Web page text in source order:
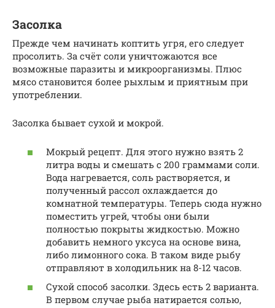
Засолка
Прежде чем начинать коптить угря, его следует
просолить. За счёт соли уничтожаются все
возможные паразиты и микроорганизмы. Плюс
мясо становится более рыхлым и приятным при
употреблении.
Засолка бывает сухой и мокрой.
Мокрый рецепт. Для этого нужно взять 2
литра воды и смешать с 200 граммами соли.
Вода нагревается, соль растворяется, и
полученный рассол охлаждается до
комнатной температуры. Теперь сюда нужно
поместить угрей, чтобы они были
полностью покрыты жидкостью. Можно
добавить немного уксуса на основе вина,
либо лимонного сока. В таком виде рыбу
отправляют в холодильник на 8-12 часов.
Сухой способ засолки. Здесь есть 2 варианта.
В первом случае рыба натирается солью,